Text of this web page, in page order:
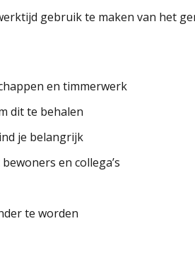
gebruik te maken van het
en timmerwerk
dit te behalen
je belangrijk
en collega’s
te worden